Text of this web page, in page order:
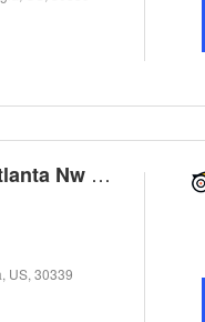
Country Inn & Suites By Carlson, Atlanta Nw At Suntrust Park
US, 30339